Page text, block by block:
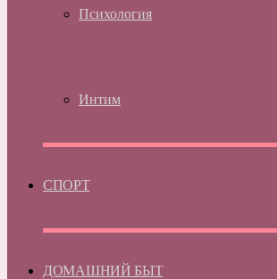
Психология
Интим
СПОРТ
ДОМАШНИЙ БЫТ